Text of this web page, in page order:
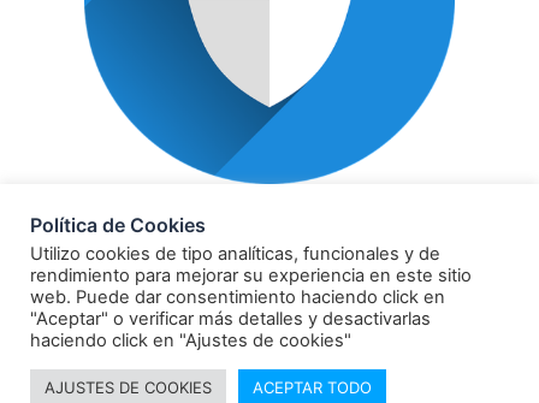
© 2021 Todos los derechos reservados Comunicación
Política de Cookies
Utilizo cookies de tipo analíticas, funcionales y de
rendimiento para mejorar su experiencia en este sitio
web. Puede dar consentimiento haciendo click en
"Aceptar" o verificar más detalles y desactivarlas
haciendo click en "Ajustes de cookies"
AJUSTES DE COOKIES ACEPTAR TODO